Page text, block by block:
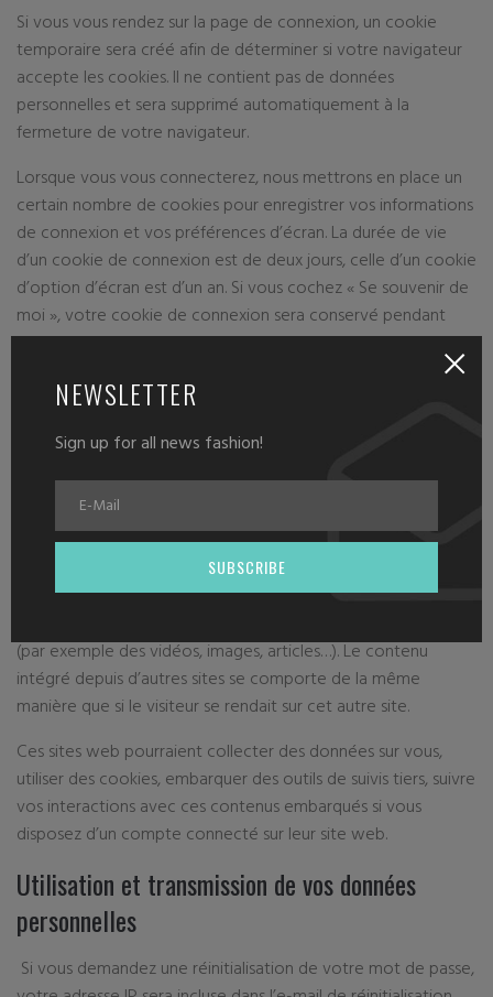
Si vous vous rendez sur la page de connexion, un cookie
temporaire sera créé afin de déterminer si votre navigateur
accepte les cookies. Il ne contient pas de données
personnelles et sera supprimé automatiquement à la
fermeture de votre navigateur.
Lorsque vous vous connecterez, nous mettrons en place un
certain nombre de cookies pour enregistrer vos informations
de connexion et vos préférences d’écran. La durée de vie
d’un cookie de connexion est de deux jours, celle d’un cookie
d’option d’écran est d’un an. Si vous cochez « Se souvenir de
moi », votre cookie de connexion sera conservé pendant
deux semaines. Si vous vous déconnectez de votre compte,
En modifiant ou en publiant une publication, un cookie
supplémentaire sera enregistré dans votre navigateur. Ce
simplement l’ID de la publication que vous venez de modifier.
Il expire au bout d’un jour.
Contenu embarqué depuis d’autres sites
(par exemple des vidéos, images, articles…). Le contenu
intégré depuis d’autres sites se comporte de la même
manière que si le visiteur se rendait sur cet autre site.
Ces sites web pourraient collecter des données sur vous,
utiliser des cookies, embarquer des outils de suivis tiers, suivre
vos interactions avec ces contenus embarqués si vous
disposez d’un compte connecté sur leur site web.
Utilisation et transmission de vos données
personnelles
Si vous demandez une réinitialisation de votre mot de passe,
NEWSLETTER
Sign up for all news fashion!
SUBSCRIBE